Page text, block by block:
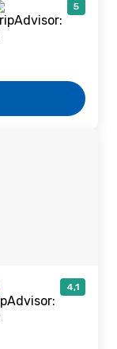
5
4,1